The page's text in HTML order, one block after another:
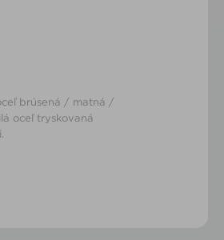
brúsená / matná /
oceľ tryskovaná